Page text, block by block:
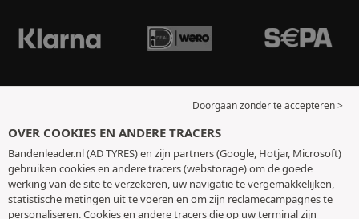
Doorgaan zonder te accepteren >
OVER COOKIES EN ANDERE TRACERS
Bandenleader.nl (AD TYRES) en zijn partners (Google, Hotjar, Microsoft)
gebruiken cookies en andere tracers (webstorage) om de goede
werking van de site te verzekeren, uw navigatie te vergemakkelijken,
statistische metingen uit te voeren en om zijn reclamecampagnes te
personaliseren. Cookies en andere tracers die op uw terminal zijn